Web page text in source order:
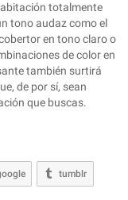
totalmente
tono audaz como el
en tono claro o
de color en
también surtirá
de por sí, sean
que buscas.
tumblr